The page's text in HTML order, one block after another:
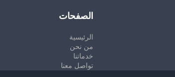
الصفحات
الرئيسية
من نحن
خدماتنا
تواصل معنا